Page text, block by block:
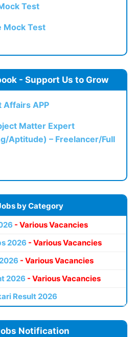
Test
Mock Test
- Support Us to Grow
Affairs APP
Matter Expert
Aptitude) – Freelancer/Full
by Category
- Various Vacancies
2026 - Various Vacancies
- Various Vacancies
2026 - Various Vacancies
Result 2026
Notification